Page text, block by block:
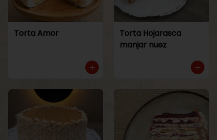
Torta Amor
Torta Hojarasca
manjar nuez